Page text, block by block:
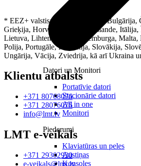
Datori un Monitori
Portatīvie datori
Stacionārie datori
All in one
Monitori
Piederumi
Klaviatūras un peles
Austiņas
Konsoles
* EEZ+ valstis: Austrija, Beļģija, Bulgārija,
Grieķija, Horvātija, Igaunija, Islande,
Lietuva, Lihtenšteina, Luksemburga,
Polija, Portugāle, Rumānija, Slovākija,
Ungārija, Vācija, Zviedrija, kā arī Ukraina
Klientu atbalsts
+371 80768076
+371 28076076
info@lmt.lv
LMT e-veikals
+371 29302930
e-veikals@lmt.lv